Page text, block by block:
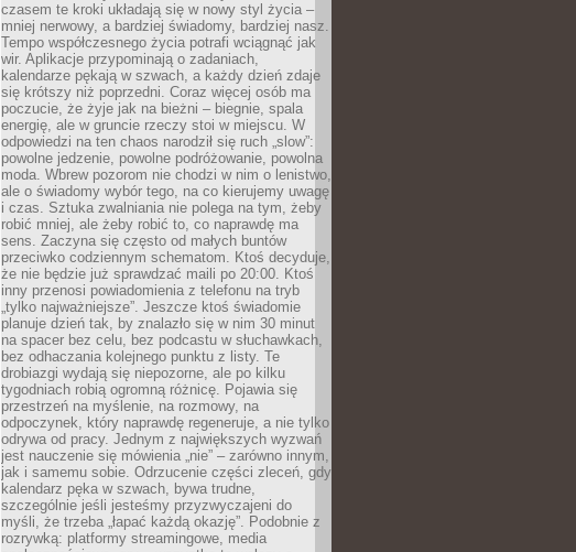
czasem te kroki układają się w nowy styl życia –
mniej nerwowy, a bardziej świadomy, bardziej nasz.
Tempo współczesnego życia potrafi wciągnąć jak
wir. Aplikacje przypominają o zadaniach,
kalendarze pękają w szwach, a każdy dzień zdaje
się krótszy niż poprzedni. Coraz więcej osób ma
poczucie, że żyje jak na bieżni – biegnie, spala
energię, ale w gruncie rzeczy stoi w miejscu. W
odpowiedzi na ten chaos narodził się ruch „slow”:
powolne jedzenie, powolne podróżowanie, powolna
moda. Wbrew pozorom nie chodzi w nim o lenistwo,
ale o świadomy wybór tego, na co kierujemy uwagę
i czas. Sztuka zwalniania nie polega na tym, żeby
robić mniej, ale żeby robić to, co naprawdę ma
sens. Zaczyna się często od małych buntów
przeciwko codziennym schematom. Ktoś decyduje,
że nie będzie już sprawdzać maili po 20:00. Ktoś
inny przenosi powiadomienia z telefonu na tryb
„tylko najważniejsze”. Jeszcze ktoś świadomie
planuje dzień tak, by znalazło się w nim 30 minut
na spacer bez celu, bez podcastu w słuchawkach,
bez odhaczania kolejnego punktu z listy. Te
drobiazgi wydają się niepozorne, ale po kilku
tygodniach robią ogromną różnicę. Pojawia się
przestrzeń na myślenie, na rozmowy, na
odpoczynek, który naprawdę regeneruje, a nie tylko
odrywa od pracy. Jednym z największych wyzwań
jest nauczenie się mówienia „nie” – zarówno innym,
jak i samemu sobie. Odrzucenie części zleceń, gdy
kalendarz pęka w szwach, bywa trudne,
szczególnie jeśli jesteśmy przyzwyczajeni do
myśli, że trzeba „łapać każdą okazję”. Podobnie z
rozrywką: platformy streamingowe, media